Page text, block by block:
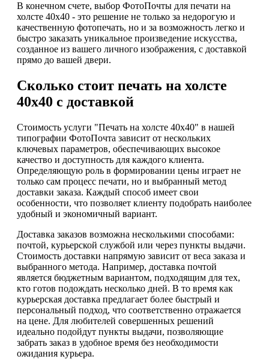
В конечном счете, выбор ФотоПочты для печати на
холсте 40х40 - это решение не только за недорогую и
качественную фотопечать, но и за возможность легко и
быстро заказать уникальное произведение искусства,
созданное из вашего личного изображения, с доставкой
прямо до вашей двери.
Сколько стоит печать на холсте
40х40 с доставкой
Стоимость услуги "Печать на холсте 40х40" в нашей
типографии ФотоПочта зависит от нескольких
ключевых параметров, обеспечивающих высокое
качество и доступность для каждого клиента.
Определяющую роль в формировании цены играет не
только сам процесс печати, но и выбранный метод
доставки заказа. Каждый способ имеет свои
особенности, что позволяет клиенту подобрать наиболее
удобный и экономичный вариант.
Доставка заказов возможна несколькими способами:
почтой, курьерской службой или через пункты выдачи.
Стоимость доставки напрямую зависит от веса заказа и
выбранного метода. Например, доставка почтой
является бюджетным вариантом, подходящим для тех,
кто готов подождать несколько дней. В то время как
курьерская доставка предлагает более быстрый и
персональный подход, что соответственно отражается
на цене. Для любителей совершенных решений
идеально подойдут пункты выдачи, позволяющие
забрать заказ в удобное время без необходимости
ожидания курьера.